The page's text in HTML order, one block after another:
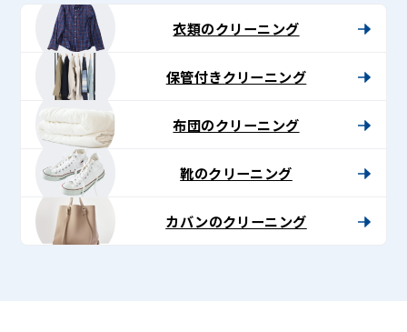
Lenet〈リ
ト〉
衣類のクリーニング
保管付きクリーニング
布団のクリーニング
靴のクリーニング
カバンのクリーニング